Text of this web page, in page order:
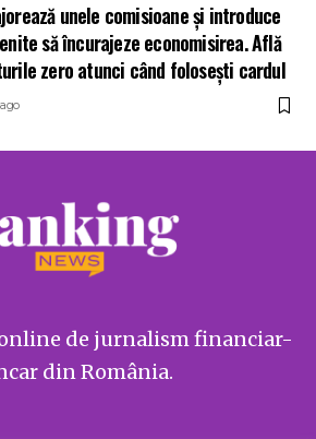
unele comisioane și introduce
să încurajeze economisirea. Află
zero atunci când folosești cardul
de jurnalism financiar-
din România.